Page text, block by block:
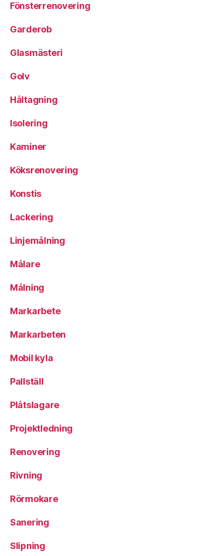
Fönsterrenovering
Garderob
Glasmästeri
Golv
Håltagning
Isolering
Kaminer
Köksrenovering
Konstis
Lackering
Linjemålning
Målare
Målning
Markarbete
Markarbeten
Mobil kyla
Pallställ
Plåtslagare
Projektledning
Renovering
Rivning
Rörmokare
Sanering
Slipning